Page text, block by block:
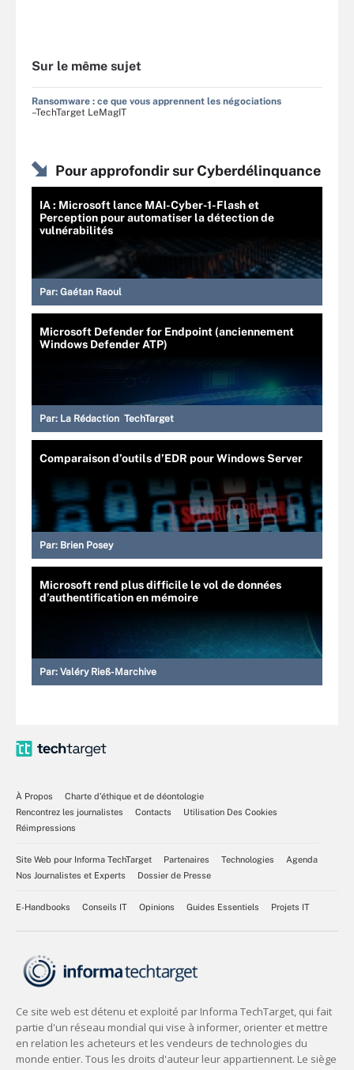
Sur le même sujet
Ransomware : ce que vous apprennent les négociations
–TechTarget LeMagIT
Pour approfondir sur Cyberdélinquance
IA : Microsoft lance MAI-Cyber-1-Flash et
Perception pour automatiser la détection de
vulnérabilités
Par: Gaétan Raoul
Microsoft Defender for Endpoint (anciennement
Windows Defender ATP)
Par: La Rédaction TechTarget
Comparaison d’outils d’EDR pour Windows Server
Par: Brien Posey
Microsoft rend plus difficile le vol de données
d’authentification en mémoire
Par: Valéry Rieß-Marchive
À Propos
Charte d’éthique et de déontologie
Rencontrez les journalistes
Contacts
Utilisation Des Cookies
Réimpressions
Site Web pour Informa TechTarget Partenaires Technologies
Agenda
Nos Journalistes et Experts
Dossier de Presse
E-Handbooks Conseils IT Opinions Guides Essentiels Projets IT